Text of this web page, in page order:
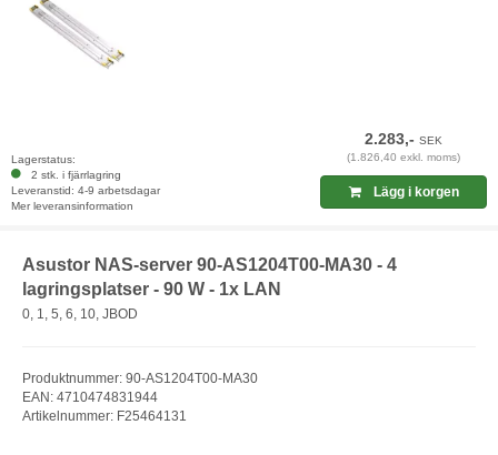
Lagerstatus:
2 stk. i fjärrlagring
Leveranstid: 4-9 arbetsdagar
Mer leveransinformation
2.283,-SEK
(1.826,40 exkl. moms)
Lägg i korgen
Asustor NAS-server 90-AS1204T00-MA30 - 4
lagringsplatser - 90 W - 1x LAN
0, 1, 5, 6, 10, JBOD
Produktnummer: 90-AS1204T00-MA30
EAN: 4710474831944
Artikelnummer: F25464131